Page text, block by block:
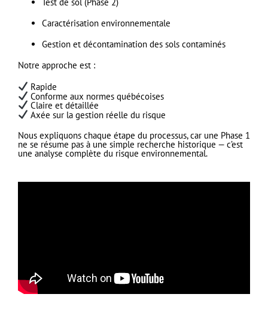
Test de sol (Phase 2)
Caractérisation environnementale
Gestion et décontamination des sols contaminés
Notre approche est :
Rapide
Conforme aux normes québécoises
Claire et détaillée
Axée sur la gestion réelle du risque
Nous expliquons chaque étape du processus, car une Phase 1
ne se résume pas à une simple recherche historique — c’est
une analyse complète du risque environnemental.